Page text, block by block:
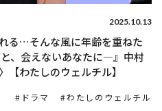
2025.10.13
る…そんな風に年齢を重ねた
、会えないあなたに—』中村
【わたしのウェルチル】
ドラマ わたしのウェルチル